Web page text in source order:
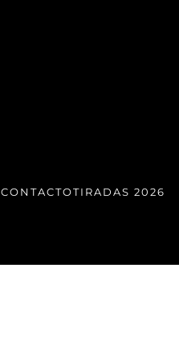
CONTACTOTIRADAS 2026